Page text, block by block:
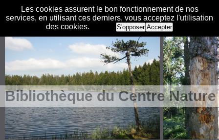
Les cookies assurent le bon fonctionnement de nos
services, en utilisant ces derniers, vous acceptez l'utilisation
des cookies.
S'opposer Accepter
Bibliothèque du Centre